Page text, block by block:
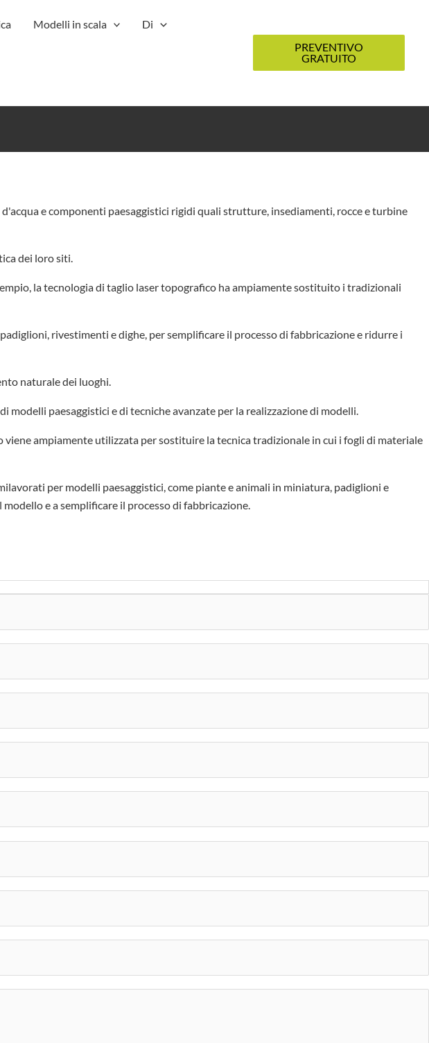
Modelli in scala Di
PREVENTIVO
GRATUITO
e componenti paesaggistici rigidi quali strutture, insediamenti, rocce e turbine
dei loro siti.
la tecnologia di taglio laser topografico ha ampiamente sostituito i tradizionali
rivestimenti e dighe, per semplificare il processo di fabbricazione e ridurre i
naturale dei luoghi.
paesaggistici e di tecniche avanzate per la realizzazione di modelli.
ampiamente utilizzata per sostituire la tecnica tradizionale in cui i fogli di materiale
per modelli paesaggistici, come piante e animali in miniatura, padiglioni e
e a semplificare il processo di fabbricazione.